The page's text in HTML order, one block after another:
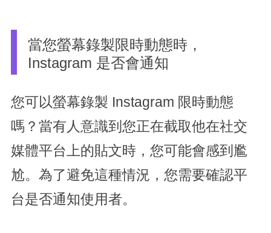
當您螢幕錄製限時動態時，
Instagram 是否會通知
您可以螢幕錄製 Instagram 限時動態
嗎？當有人意識到您正在截取他在社交
媒體平台上的貼文時，您可能會感到尷
尬。為了避免這種情況，您需要確認平
台是否通知使用者。